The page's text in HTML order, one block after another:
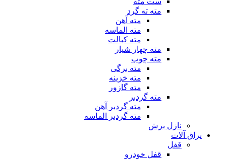
مته ته گرد
مته آهن
مته الماسه
مته کبالت
مته چهار شیار
مته چوب
مته برگی
مته خزینه
مته گازور
مته گردبر
مته گردبر آهن
مته گردبر الماسه
نازل برش
یراق آلات
قفل
قفل خودرو